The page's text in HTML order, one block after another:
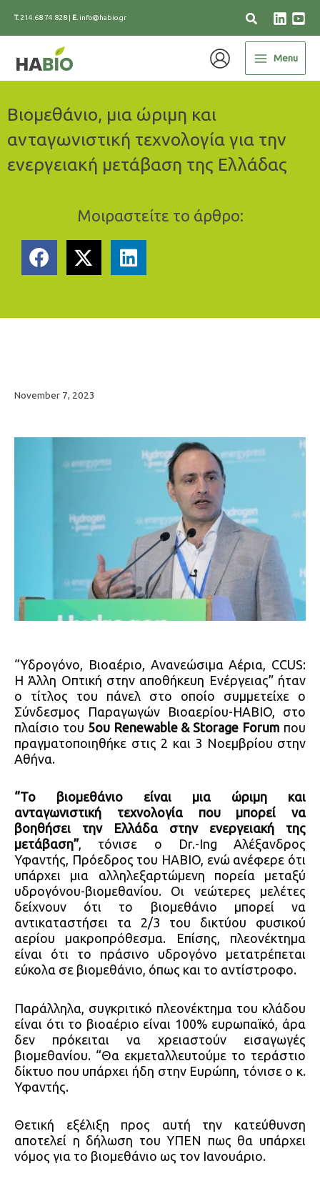
content
T. 214.68 74 828 | E. info@habio.gr
Menu
Βιομεθάνιο, μια ώριμη και
ανταγωνιστική τεχνολογία για την
ενεργειακή μετάβαση της Ελλάδας
Μοιραστείτε το άρθρο:
November 7, 2023
“Υδρογόνο, Βιοαέριο, Ανανεώσιμα Αέρια, CCUS:
Η Άλλη Οπτική στην αποθήκευη Ενέργειας” ήταν
ο τίτλος του πάνελ στο οποίο συμμετείχε ο
Σύνδεσμος Παραγωγών Βιοαερίου-HABIO, στο
πλαίσιο του 5ου Renewable & Storage Forum που
πραγματοποιηθήκε στις 2 και 3 Νοεμβρίου στην
Αθήνα.
“Το βιομεθάνιο είναι μια ώριμη και
ανταγωνιστική τεχνολογία που μπορεί να
βοηθήσει την Ελλάδα στην ενεργειακή της
μετάβαση”, τόνισε ο Dr.-Ing Αλέξανδρος
Υφαντής, Πρόεδρος του HABIO, ενώ ανέφερε ότι
υπάρχει μια αλληλεξαρτώμενη πορεία μεταξύ
υδρογόνου-βιομεθανίου. Οι νεώτερες μελέτες
δείχνουν ότι το βιομεθάνιο μπορεί να
αντικαταστήσει τα 2/3 του δικτύου φυσικού
αερίου μακροπρόθεσμα. Επίσης, πλεονέκτημα
είναι ότι το πράσινο υδρογόνο μετατρέπεται
εύκολα σε βιομεθάνιο, όπως και το αντίστροφο.
Παράλληλα, συγκριτικό πλεονέκτημα του κλάδου
είναι ότι το βιοαέριο είναι 100% ευρωπαϊκό, άρα
δεν πρόκειται να χρειαστούν εισαγωγές
βιομεθανίου. “Θα εκμεταλλευτούμε το τεράστιο
δίκτυο που υπάρχει ήδη στην Ευρώπη, τόνισε ο κ.
Υφαντής.
Θετική εξέλιξη προς αυτή την κατεύθυνση
αποτελεί η δήλωση του ΥΠΕΝ πως θα υπάρχει
νόμος για το βιομεθάνιο ως τον Ιανουάριο.